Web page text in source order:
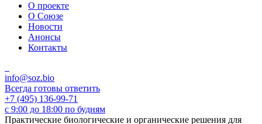
О проекте
О Союзе
Новости
Анонсы
Контакты
info@soz.bio
Всегда готовы ответить
+7 (495) 136-99-71
с 9:00 до 18:00 по будням
Практические биологические и органические решения для